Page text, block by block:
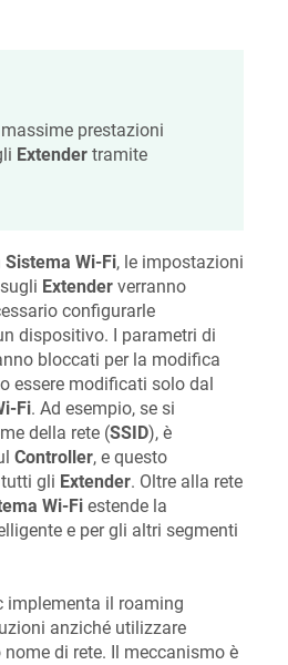
prestazioni
Extender tramite
Sistema Wi-Fi, le impostazioni
Extender verranno
configurarle
dispositivo. I parametri di
bloccati per la modifica
essere modificati solo dal
Fi. Ad esempio, se si
della rete (SSID), è
Controller, e questo
gli Extender. Oltre alla rete
Wi-Fi estende la
e per gli altri segmenti
implementa il roaming
anziché utilizzare
di rete. Il meccanismo è